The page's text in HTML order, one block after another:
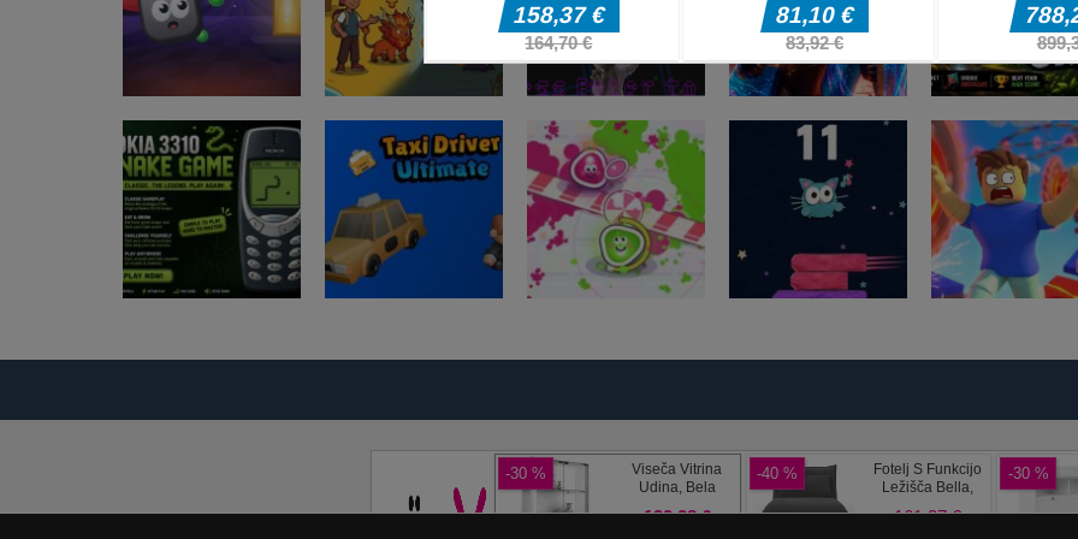
Arkadne igre
Blocky
Adventures
Arkadne igre
Magic Monster
Arkadne igre
fnaf arcade
showdown
Arkadne igre
Stickboy War
Arkadne igre
The Greedy
Nokia 3310 Snack
Taxi Driver
Ultimate
Arkadne igre
Splatcha!
Arkadne igre
Paws Up
Arkadne igre
Obby: Death